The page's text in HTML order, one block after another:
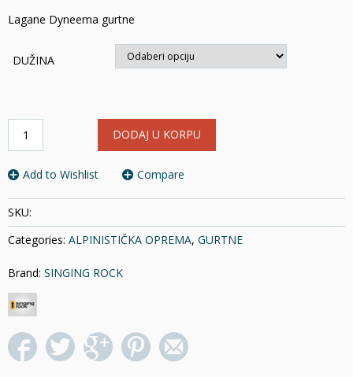
Lagane Dyneema gurtne
DUŽINA
GURTNE
mm
DODAJ U KORPU
Add to Wishlist Compare
SKU:
Categories: ALPINISTIČKA OPREMA, GURTNE
Brand: SINGING ROCK